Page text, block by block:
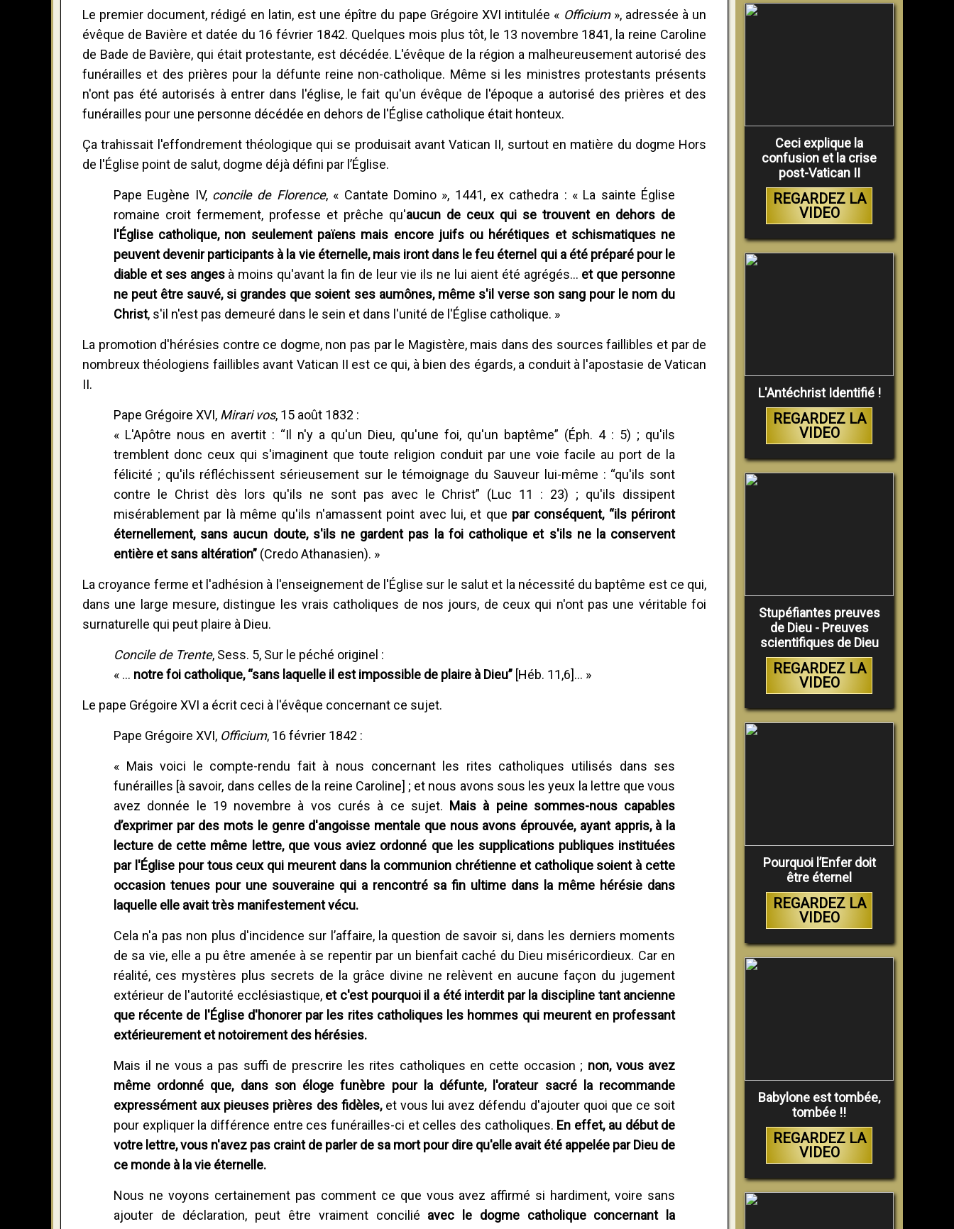
Le premier document, rédigé en latin, est une épître du pape Grégoire XVI intitulée « Officium », adressée à un
évêque de Bavière et datée du 16 février 1842. Quelques mois plus tôt, le 13 novembre 1841, la reine Caroline
de Bade de Bavière, qui était protestante, est décédée. L'évêque de la région a malheureusement autorisé des
funérailles et des prières pour la défunte reine non-catholique. Même si les ministres protestants présents
n'ont pas été autorisés à entrer dans l'église, le fait qu'un évêque de l'époque a autorisé des prières et des
funérailles pour une personne décédée en dehors de l'Église catholique était honteux.
Ça trahissait l'effondrement théologique qui se produisait avant Vatican II, surtout en matière du dogme Hors
de l'Église point de salut, dogme déjà défini par l’Église.
Pape Eugène IV, concile de Florence, « Cantate Domino », 1441, ex cathedra : « La sainte Église
romaine croit fermement, professe et prêche qu'aucun de ceux qui se trouvent en dehors de
l'Église catholique, non seulement païens mais encore juifs ou hérétiques et schismatiques ne
peuvent devenir participants à la vie éternelle, mais iront dans le feu éternel qui a été préparé pour le
diable et ses angesà moins qu'avant la fin de leur vie ils ne lui aient été agrégés… et que personne
ne peut être sauvé, si grandes que soient ses aumônes, même s'il verse son sang pour le nom du
Christ, s'il n'est pas demeuré dans le sein et dans l'unité de l'Église catholique. »
La promotion d'hérésies contre ce dogme, non pas par le Magistère, mais dans des sources faillibles et par de
nombreux théologiens faillibles avant Vatican II est ce qui, à bien des égards, a conduit à l'apostasie de Vatican
II.
Pape Grégoire XVI, Mirari vos, 15 août 1832 :
« L'Apôtre nous en avertit : “Il n'y a qu'un Dieu, qu'une foi, qu'un baptême” (Éph. 4 : 5) ; qu'ils
tremblent donc ceux qui s'imaginent que toute religion conduit par une voie facile au port de la
félicité ; qu'ils réfléchissent sérieusement sur le témoignage du Sauveur lui-même : “qu'ils sont
contre le Christ dès lors qu'ils ne sont pas avec le Christ” (Luc 11 : 23) ; qu'ils dissipent
misérablement par là même qu'ils n'amassent point avec lui, et que par conséquent, “ils périront
éternellement, sans aucun doute, s'ils ne gardent pas la foi catholique et s'ils ne la conservent
entière et sans altération”(Credo Athanasien). »
La croyance ferme et l'adhésion à l'enseignement de l'Église sur le salut et la nécessité du baptême est ce qui,
dans une large mesure, distingue les vrais catholiques de nos jours, de ceux qui n'ont pas une véritable foi
surnaturelle qui peut plaire à Dieu.
Concile de Trente, Sess. 5, Sur le péché originel :
« ... notre foi catholique, “sans laquelle il est impossible de plaire à Dieu”[Héb. 11,6]... »
Le pape Grégoire XVI a écrit ceci à l'évêque concernant ce sujet.
Pape Grégoire XVI, Officium, 16 février 1842 :
« Mais voici le compte-rendu fait à nous concernant les rites catholiques utilisés dans ses
funérailles [à savoir, dans celles de la reine Caroline] ; et nous avons sous les yeux la lettre que vous
avez donnée le 19 novembre à vos curés à ce sujet. Mais à peine sommes-nous capables
d’exprimer par des mots le genre d'angoisse mentale que nous avons éprouvée, ayant appris, à la
lecture de cette même lettre, que vous aviez ordonné que les supplications publiques instituées
par l'Église pour tous ceux qui meurent dans la communion chrétienne et catholique soient à cette
occasion tenues pour une souveraine qui a rencontré sa fin ultime dans la même hérésie dans
laquelle elle avait très manifestement vécu.
Cela n'a pas non plus d'incidence sur l’affaire, la question de savoir si, dans les derniers moments
de sa vie, elle a pu être amenée à se repentir par un bienfait caché du Dieu miséricordieux. Car en
réalité, ces mystères plus secrets de la grâce divine ne relèvent en aucune façon du jugement
extérieur de l'autorité ecclésiastique, et c'est pourquoi il a été interdit par la discipline tant ancienne
que récente de l'Église d'honorer par les rites catholiques les hommes qui meurent en professant
extérieurement et notoirement des hérésies.
Mais il ne vous a pas suffi de prescrire les rites catholiques en cette occasion ; non, vous avez
même ordonné que, dans son éloge funèbre pour la défunte, l'orateur sacré la recommande
expressément aux pieuses prières des fidèles, et vous lui avez défendu d'ajouter quoi que ce soit
pour expliquer la différence entre ces funérailles-ci et celles des catholiques. En effet, au début de
votre lettre, vous n'avez pas craint de parler de sa mort pour dire qu'elle avait été appelée par Dieu de
ce monde à la vie éternelle.
Nous ne voyons certainement pas comment ce que vous avez affirmé si hardiment, voire sans
ajouter de déclaration, peut être vraiment concilié avec le dogme catholique concernant la
Ceci explique la
confusion et la crise
post-Vatican II
REGARDEZ LA
VIDEO
L'Antéchrist Identifié !
REGARDEZ LA
VIDEO
Stupéfiantes preuves
de Dieu - Preuves
scientifiques de Dieu
REGARDEZ LA
VIDEO
Pourquoi l’Enfer doit
être éternel
REGARDEZ LA
VIDEO
Babylone est tombée,
tombée !!
REGARDEZ LA
VIDEO